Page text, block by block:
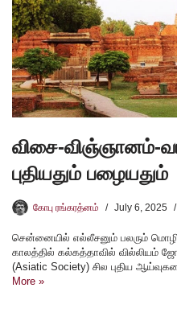
விசை-விஞ்ஞானம்-
புதியதும் பழையதும்
கோபு ரங்கரத்னம் July 6, 2025
சென்னையில் எல்லீசனும் பலரும்
காலத்தில் கல்கத்தாவில் வில்லியம்
(Asiatic Society) சில புதிய
More »